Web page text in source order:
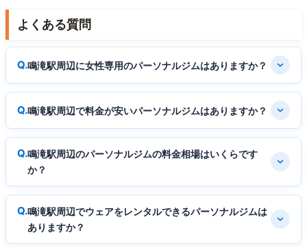
よくある質問
鳴滝駅周辺に女性専用のパーソナルジムはありますか？
鳴滝駅周辺で料金が安いパーソナルジムはありますか？
鳴滝駅周辺のパーソナルジムの料金相場はいくらです
か？
鳴滝駅周辺でウェアをレンタルできるパーソナルジムは
ありますか？